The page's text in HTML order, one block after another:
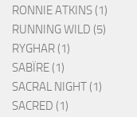
RONNIE ATKINS (1)
RUNNING WILD (5)
RYGHAR (1)
SABÏRE (1)
SACRAL NIGHT (1)
SACRED (1)